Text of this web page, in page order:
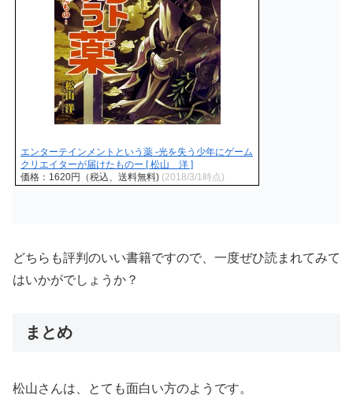
エンターテインメントという薬 -光を失う少年にゲーム
クリエイターが届けたものー [ 松山 洋 ]
価格：1620円（税込、送料無料) (2018/3/1時点)
どちらも評判のいい書籍ですので、一度ぜひ読まれてみて
はいかがでしょうか？
まとめ
松山さんは、とても面白い方のようです。